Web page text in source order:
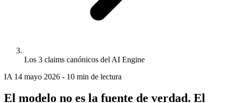
Los 3 claims canónicos del AI Engine
IA 14 mayo 2026 - 10 min de lectura
El modelo no es la fuente de verdad. El